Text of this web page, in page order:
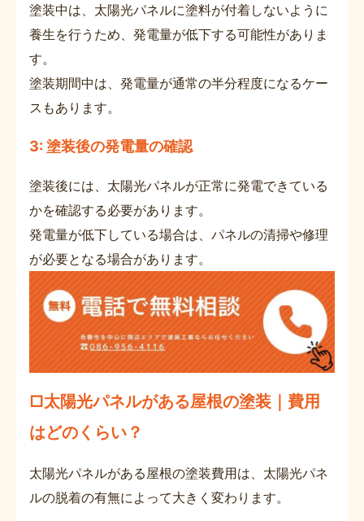
塗装中は、太陽光パネルに塗料が付着しないように
養生を行うため、発電量が低下する可能性がありま
す。
塗装期間中は、発電量が通常の半分程度になるケー
スもあります。
3: 塗装後の発電量の確認
塗装後には、太陽光パネルが正常に発電できている
かを確認する必要があります。
発電量が低下している場合は、パネルの清掃や修理
が必要となる場合があります。
□太陽光パネルがある屋根の塗装｜費用
はどのくらい？
太陽光パネルがある屋根の塗装費用は、太陽光パネ
ルの脱着の有無によって大きく変わります。